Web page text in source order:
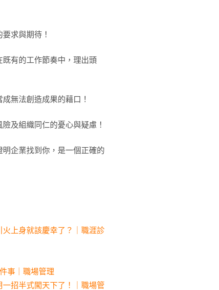
求與期待！
有的工作節奏中，理出頭
無法創造成果的藉口！
及組織同仁的憂心與疑慮！
企業找到你，是一個正確的
上身就該慶幸了？｜職涯診
事｜職場管理
招半式闖天下了！｜職場管